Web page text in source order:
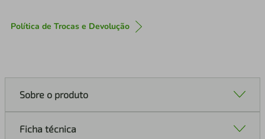
Política de Trocas e Devolução
Sobre o produto
Ficha técnica